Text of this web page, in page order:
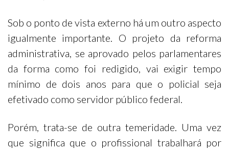
Sob o ponto de vista externo há um outro aspecto
igualmente importante. O projeto da reforma
administrativa, se aprovado pelos parlamentares
da forma como foi redigido, vai exigir tempo
mínimo de dois anos para que o policial seja
efetivado como servidor público federal.
Porém, trata-se de outra temeridade. Uma vez
que significa que o profissional trabalhará por